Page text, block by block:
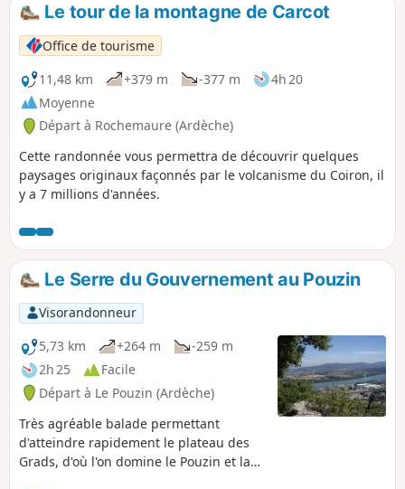
Le tour de la montagne de Carcot
Office de tourisme
11,48 km
+379 m -377 m
4h 20
Moyenne
Départ à Rochemaure (Ardèche)
Cette randonnée vous permettra de découvrir quelques
paysages originaux façonnés par le volcanisme du Coiron, il
y a 7 millions d'années.
Le Serre du Gouvernement au Pouzin
Visorandonneur
5,73 km
+264 m
-259 m
2h 25
Facile
Départ à Le Pouzin (Ardèche)
Très agréable balade permettant
d'atteindre rapidement le plateau des
Grads, d'où l'on domine le Pouzin et la